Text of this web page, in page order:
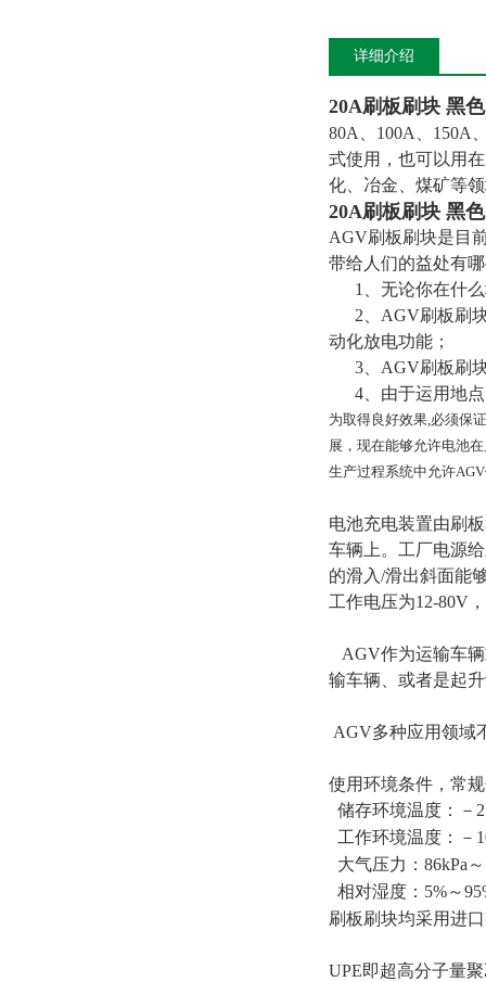
详细介绍
20A刷板刷块 黑色
80A、100A、150A
式使用，也可以用
化、冶金、煤矿等
20A刷板刷块 黑色
AGV刷板刷块是目
带给人们的益处有
1、无论你在什么
2、AGV刷板刷块
动化放电功能；
3、AGV刷板刷块
4、由于运用地点
为取得良好效果,必须保
展，现在能够允许电池
生产过程系统中允许
电池充电装置由刷
车辆上。工厂电源
的滑入/滑出斜面能
工作电压为12-80V
AGV作为运输车
输车辆、或者是起
AGV多种应用领域
使用环境条件，常
储存环境温度：
工作环境温度：
大气压力：86kPa
相对湿度：5%～
刷板刷块均采用进
UPE即超高分子量